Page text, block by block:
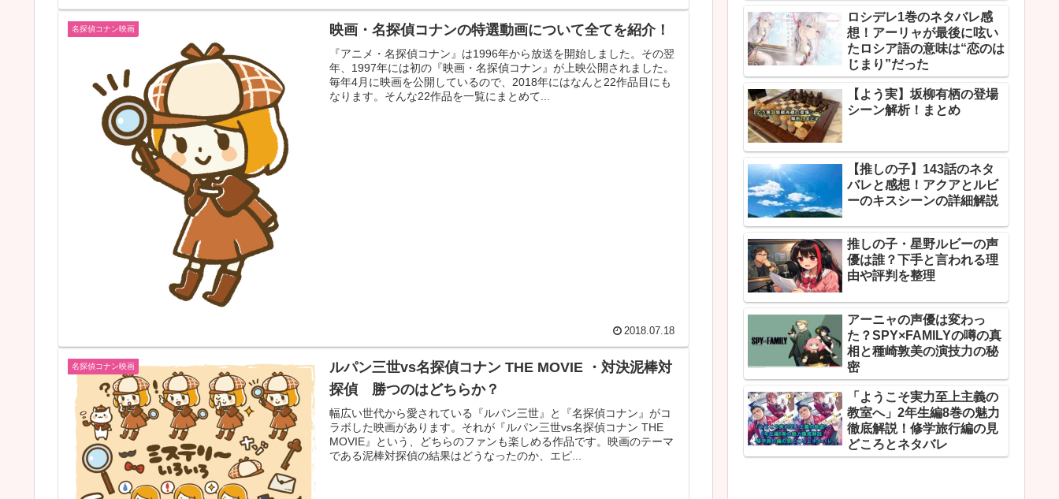
名探偵コナン映画 映画・名探偵コナンの特選動画について全てを紹介！
『アニメ・名探偵コナン』は1996年から放送を開始しました。その翌
年、1997年には初の『映画・名探偵コナン』が上映公開されました。
毎年4月に映画を公開しているので、2018年にはなんと22作品目にも
なります。そんな22作品を一覧にまとめて...
2018.07.18
名探偵コナン映画
ルパン三世vs名探偵コナン THE MOVIE ・対決泥棒対
探偵 勝つのはどちらか？
幅広い世代から愛されている『ルパン三世』と『名探偵コナン』がコ
ラボした映画があります。それが『ルパン三世vs名探偵コナン THE
MOVIE』という、どちらのファンも楽しめる作品です。映画のテーマ
である泥棒対探偵の結果はどうなったのか、エピ...
ロシデレ1巻のネタバレ感
想！アーリャが最後に呟い
たロシア語の意味は“恋のは
じまり”だった
【よう実】坂柳有栖の登場
シーン解析！まとめ
【推しの子】143話のネタ
バレと感想！アクアとルビ
ーのキスシーンの詳細解説
推しの子・星野ルビーの声
優は誰？下手と言われる理
由や評判を整理
アーニャの声優は変わっ
た？SPY×FAMILYの噂の真
相と種崎敦美の演技力の秘
密
「ようこそ実力至上主義の
教室へ」2年生編8巻の魅力
徹底解説！修学旅行編の見
どころとネタバレ